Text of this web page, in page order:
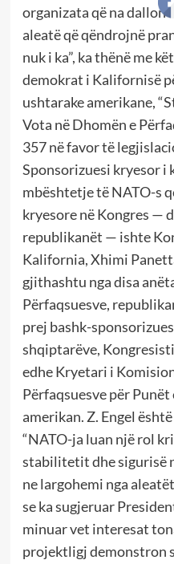
organizata që na dallon
aleatë që qëndrojnë
nuk i ka”, ka thënë me
demokrat i Kalifornisë
ushtarake amerikane,
Vota në Dhomën e
357 në favor të
Sponsorizuesi kryesor i
mbështetje të NATO-s
kryesore në Kongres —
republikanët — ishte
Kalifornia, Xhimi
gjithashtu nga disa
Përfaqsuesve,
prej bashk-
shqiptarëve,
edhe Kryetari i
Përfaqsuesve për
amerikan. Z. Engel
“NATO-ja luan një rol
stabilitetit dhe sigurisë
ne largohemi nga
se ka sugjeruar
minuar vet interesat
projektligj demonstron